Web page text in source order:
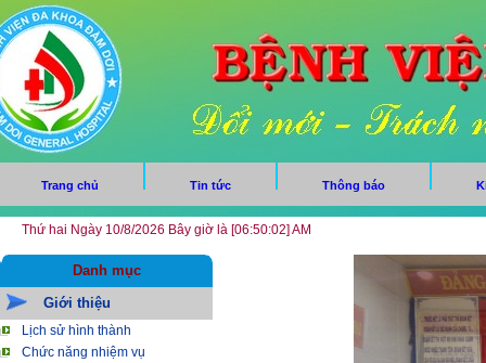
Trang chủ Tin tức Thông báo
Thứ hai Ngày 10/8/2026 Bây giờ là [06:50:03] AM
Danh mục
Giới thiệu
Lịch sử hình thành
Chức năng nhiệm vụ